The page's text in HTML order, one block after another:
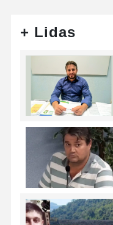
+ Lidas